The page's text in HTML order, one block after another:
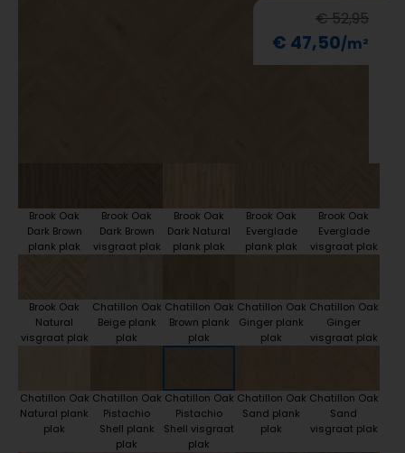
€ 52,95
€ 47,50
Brook Oak
Dark Brown
plank plak
Brook Oak
Dark Brown
visgraat plak
Brook Oak
Dark Natural
plank plak
Brook Oak
Everglade
plank plak
Brook Oak
Everglade
visgraat plak
Brook Oak
Natural
visgraat plak
Chatillon Oak
Beige plank
plak
Chatillon Oak
Brown plank
plak
Chatillon Oak
Ginger plank
plak
Chatillon Oak
Ginger
visgraat plak
Chatillon Oak
Natural plank
plak
Chatillon Oak
Pistachio
Shell plank
plak
Chatillon Oak
Pistachio
Shell visgraat
plak
Chatillon Oak
Sand plank
plak
Chatillon Oak
Sand
visgraat plak